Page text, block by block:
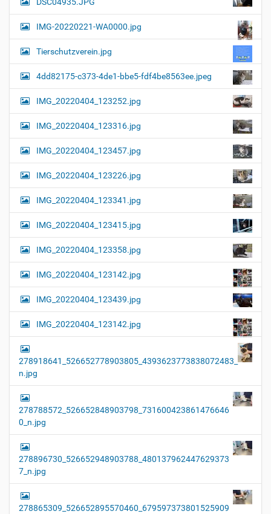
i
l
r
e
…
N
i
g
a
t
i
o
n
IMG-20220221-WA0000.jpg
Tierschutzverein.jpg
4dd82175-c373-4de1-bbe5-fdf4be8563ee.jpeg
IMG_20220404_123252.jpg
IMG_20220404_123316.jpg
IMG_20220404_123457.jpg
IMG_20220404_123226.jpg
IMG_20220404_123341.jpg
IMG_20220404_123415.jpg
IMG_20220404_123358.jpg
IMG_20220404_123142.jpg
IMG_20220404_123439.jpg
IMG_20220404_123142.jpg
278918641_526652778903805_4393623773838072483_
n.jpg
278788572_526652848903798_731600423861476646
0_n.jpg
278896730_526652948903788_480137962447629373
7_n.jpg
278865309_526652895570460_679597373801525909